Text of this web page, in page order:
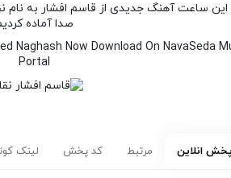
این ساعت آهنگ جدیدی از قاسم افشار به نام
صدا آماده
Naghash Now Download On NavaSeda
Portal
پخش انلاین مرتبط کد پخش لینک